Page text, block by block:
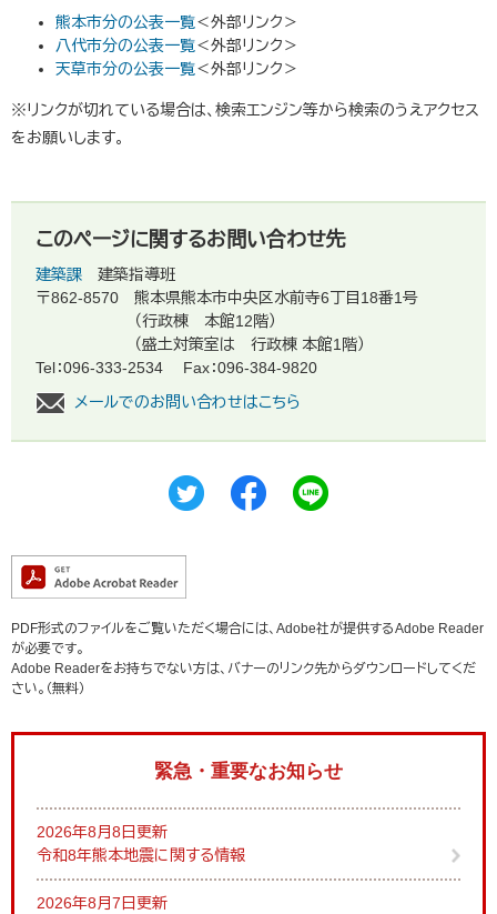
熊本市分の公表一覧＜外部リンク＞
八代市分の公表一覧＜外部リンク＞
天草市分の公表一覧＜外部リンク＞
※リンクが切れている場合は、検索エンジン等から検索のうえアクセス
をお願いします。
このページに関するお問い合わせ先
建築課
建築指導班
〒862-8570
熊本県熊本市中央区水前寺6丁目18番1号
（行政棟 本館12階）
（盛土対策室は 行政棟 本館1階）
Tel：096-333-2534
Fax：096-384-9820
メールでのお問い合わせはこちら
PDF形式のファイルをご覧いただく場合には、Adobe社が提供するAdobe Reader
が必要です。
Adobe Readerをお持ちでない方は、バナーのリンク先からダウンロードしてくだ
さい。（無料）
緊急・重要なお知らせ
2026年8月8日更新
令和8年熊本地震に関する情報
2026年8月7日更新